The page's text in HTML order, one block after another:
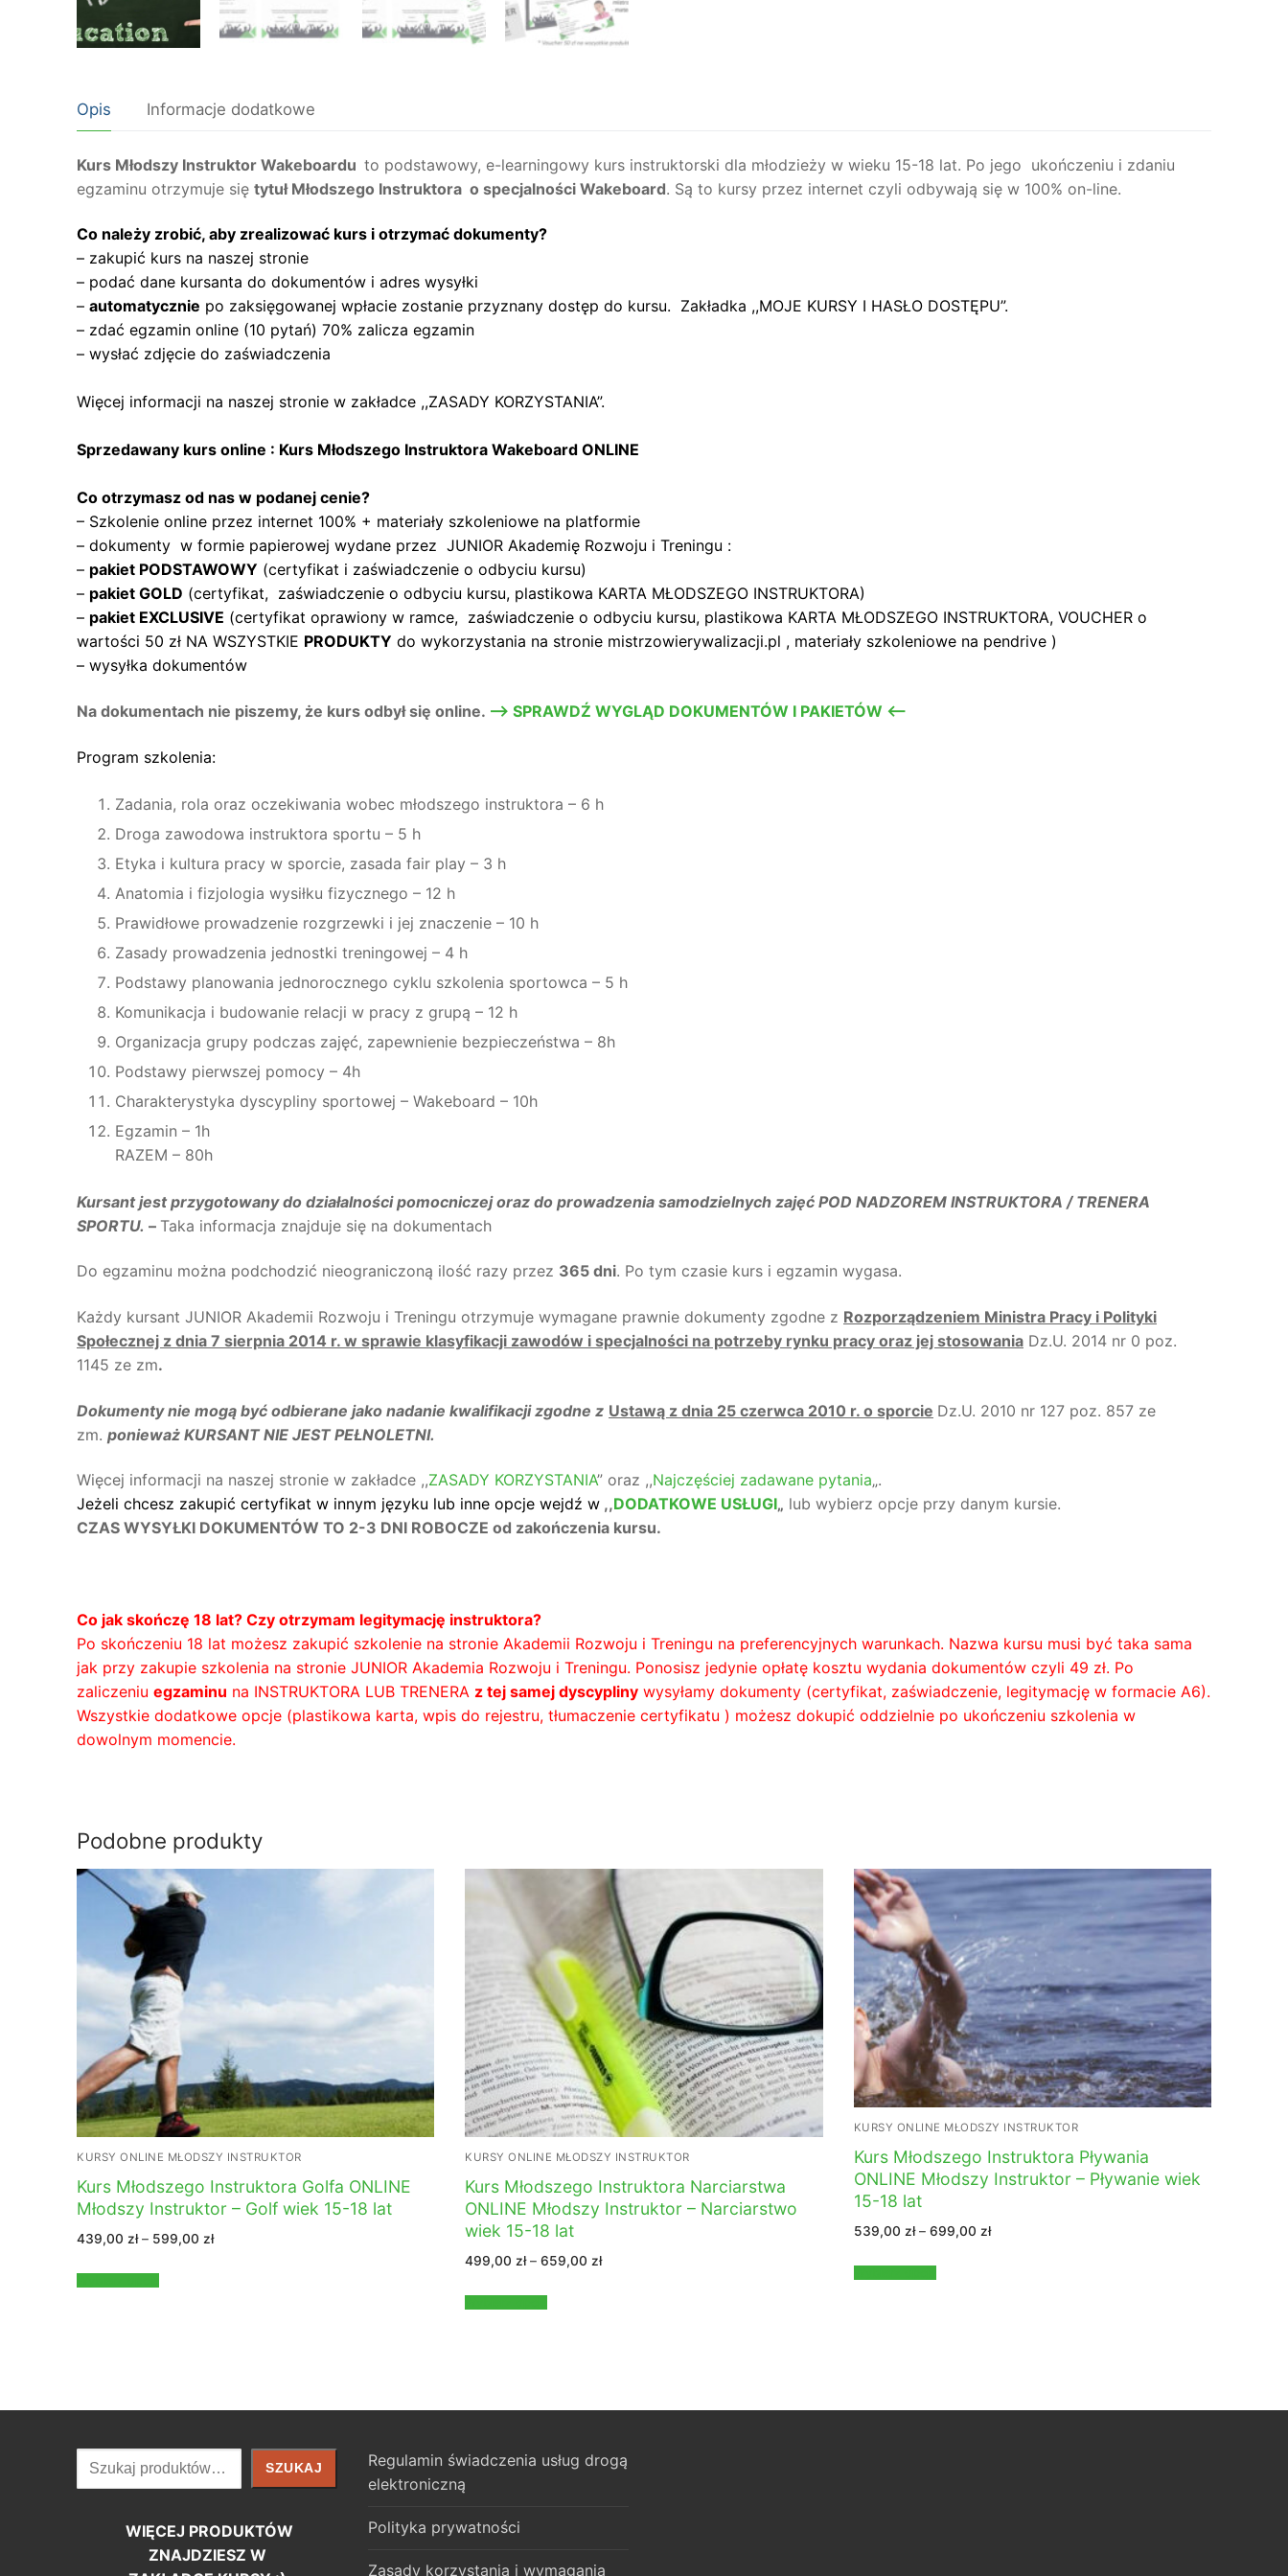
Opis Informacje dodatkowe
Kurs Młodszy Instruktor Wakeboardu to podstawowy, e-learningowy kurs instruktorski dla młodzieży w wieku 15-18 lat. Po jego ukończeniu i zdaniu
egzaminu otrzymuje się tytuł Młodszego Instruktora o specjalności Wakeboard. Są to kursy przez internet czyli odbywają się w 100% on-line.
Co należy zrobić, aby zrealizować kurs i otrzymać dokumenty?
– zakupić kurs na naszej stronie
– podać dane kursanta do dokumentów i adres wysyłki
– automatycznie po zaksięgowanej wpłacie zostanie przyznany dostęp do kursu. Zakładka ,,MOJE KURSY I HASŁO DOSTĘPU”.
– zdać egzamin online (10 pytań) 70% zalicza egzamin
– wysłać zdjęcie do zaświadczenia
Więcej informacji na naszej stronie w zakładce ,,ZASADY KORZYSTANIA”.
Sprzedawany kurs online : Kurs Młodszego Instruktora Wakeboard ONLINE
Co otrzymasz od nas w podanej cenie?
– Szkolenie online przez internet 100% + materiały szkoleniowe na platformie
– dokumenty w formie papierowej wydane przez JUNIOR Akademię Rozwoju i Treningu :
– pakiet PODSTAWOWY (certyfikat i zaświadczenie o odbyciu kursu)
– pakiet GOLD (certyfikat, zaświadczenie o odbyciu kursu, plastikowa KARTA MŁODSZEGO INSTRUKTORA)
– pakiet EXCLUSIVE (certyfikat oprawiony w ramce, zaświadczenie o odbyciu kursu, plastikowa KARTA MŁODSZEGO INSTRUKTORA, VOUCHER o
wartości 50 zł NA WSZYSTKIE PRODUKTY do wykorzystania na stronie mistrzowierywalizacji.pl , materiały szkoleniowe na pendrive )
– wysyłka dokumentów
Na dokumentach nie piszemy, że kurs odbył się online. –> SPRAWDŹ WYGLĄD DOKUMENTÓW I PAKIETÓW <—
Program szkolenia:
Zadania, rola oraz oczekiwania wobec młodszego instruktora – 6 h
Droga zawodowa instruktora sportu – 5 h
Etyka i kultura pracy w sporcie, zasada fair play – 3 h
Anatomia i fizjologia wysiłku fizycznego – 12 h
Prawidłowe prowadzenie rozgrzewki i jej znaczenie – 10 h
Zasady prowadzenia jednostki treningowej – 4 h
Podstawy planowania jednorocznego cyklu szkolenia sportowca – 5 h
Komunikacja i budowanie relacji w pracy z grupą – 12 h
Organizacja grupy podczas zajęć, zapewnienie bezpieczeństwa – 8h
Podstawy pierwszej pomocy – 4h
Charakterystyka dyscypliny sportowej – Wakeboard – 10h
Egzamin – 1h
RAZEM – 80h
Kursant jest przygotowany do działalności pomocniczej oraz do prowadzenia samodzielnych zajęć POD NADZOREM INSTRUKTORA / TRENERA
SPORTU. – Taka informacja znajduje się na dokumentach
Do egzaminu można podchodzić nieograniczoną ilość razy przez 365 dni. Po tym czasie kurs i egzamin wygasa.
Każdy kursant JUNIOR Akademii Rozwoju i Treningu otrzymuje wymagane prawnie dokumenty zgodne z Rozporządzeniem Ministra Pracy i Polityki
Społecznej z dnia 7 sierpnia 2014 r. w sprawie klasyfikacji zawodów i specjalności na potrzeby rynku pracy oraz jej stosowania Dz.U. 2014 nr 0 poz.
1145 ze zm.
Dokumenty nie mogą być odbierane jako nadanie kwalifikacji zgodne z Ustawą z dnia 25 czerwca 2010 r. o sporcie Dz.U. 2010 nr 127 poz. 857 ze
zm. ponieważ KURSANT NIE JEST PEŁNOLETNI.
Więcej informacji na naszej stronie w zakładce ,,ZASADY KORZYSTANIA” oraz ,,Najczęściej zadawane pytania„.
Jeżeli chcesz zakupić certyfikat w innym języku lub inne opcje wejdź w ,,DODATKOWE USŁUGI„ lub wybierz opcje przy danym kursie.
CZAS WYSYŁKI DOKUMENTÓW TO 2-3 DNI ROBOCZE od zakończenia kursu.
Co jak skończę 18 lat? Czy otrzymam legitymację instruktora?
Po skończeniu 18 lat możesz zakupić szkolenie na stronie Akademii Rozwoju i Treningu na preferencyjnych warunkach. Nazwa kursu musi być taka sama
jak przy zakupie szkolenia na stronie JUNIOR Akademia Rozwoju i Treningu. Ponosisz jedynie opłatę kosztu wydania dokumentów czyli 49 zł. Po
zaliczeniu egzaminu na INSTRUKTORA LUB TRENERA z tej samej dyscypliny wysyłamy dokumenty (certyfikat, zaświadczenie, legitymację w formacie A6).
Wszystkie dodatkowe opcje (plastikowa karta, wpis do rejestru, tłumaczenie certyfikatu ) możesz dokupić oddzielnie po ukończeniu szkolenia w
dowolnym momencie.
Podobne produkty
KURSY ONLINE MŁODSZY INSTRUKTOR
Kurs Młodszego Instruktora Golfa ONLINE
Młodszy Instruktor – Golf wiek 15-18 lat
439,00 zł – 599,00 złZakres
KURSY ONLINE MŁODSZY INSTRUKTOR
Kurs Młodszego Instruktora Narciarstwa
ONLINE Młodszy Instruktor – Narciarstwo
wiek 15-18 lat
499,00 zł – 659,00 złZakres
KURSY ONLINE MŁODSZY INSTRUKTOR
Kurs Młodszego Instruktora Pływania
ONLINE Młodszy Instruktor – Pływanie wiek
15-18 lat
539,00 zł – 699,00 złZakres
Szukaj SZUKAJ
WIĘCEJ PRODUKTÓW
ZNAJDZIESZ W
Regulamin świadczenia usług drogą
elektroniczną
Polityka prywatności
Zasady korzystania i wymagania